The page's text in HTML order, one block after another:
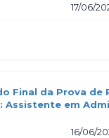
17/06/
Final da Prova de
Assistente em
16/06/